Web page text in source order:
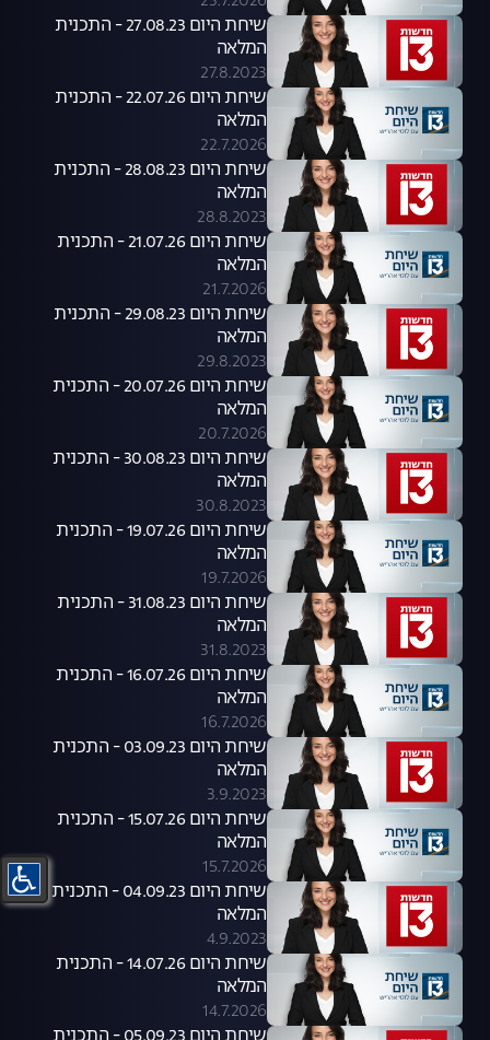
שיחת היום 27.08.23 - התכנית
המלאה
27.8.2023
שיחת היום 22.07.26 - התכנית
המלאה
22.7.2026
שיחת היום 28.08.23 - התכנית
המלאה
28.8.2023
שיחת היום 21.07.26 - התכנית
המלאה
21.7.2026
שיחת היום 29.08.23 - התכנית
המלאה
29.8.2023
שיחת היום 20.07.26 - התכנית
המלאה
20.7.2026
שיחת היום 30.08.23 - התכנית
המלאה
30.8.2023
שיחת היום 19.07.26 - התכנית
המלאה
19.7.2026
שיחת היום 31.08.23 - התכנית
המלאה
31.8.2023
שיחת היום 16.07.26 - התכנית
המלאה
16.7.2026
שיחת היום 03.09.23 - התכנית
המלאה
3.9.2023
שיחת היום 15.07.26 - התכנית
המלאה
15.7.2026
שיחת היום 04.09.23 - התכנית
המלאה
4.9.2023
שיחת היום 14.07.26 - התכנית
המלאה
14.7.2026